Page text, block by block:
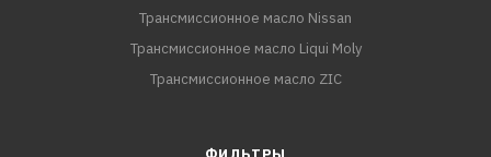
Трансмиссионное масло Nissan
Трансмиссионное масло Liqui Moly
Трансмиссионное масло ZIC